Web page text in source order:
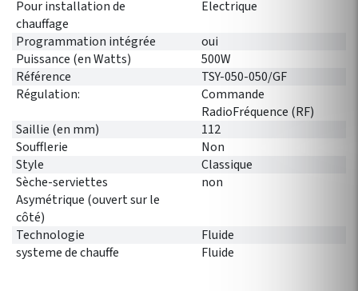
Pour installation de
chauffage
Electrique
Programmation intégrée
oui
Puissance (en Watts)
500W
Référence
TSY-050-050/GF
Régulation:
Commande
RadioFréquence (RF)
Saillie (en mm)
112
Soufflerie
Non
Style
Classique
Sèche-serviettes
Asymétrique (ouvert sur le
côté)
non
Technologie
Fluide
systeme de chauffe
Fluide